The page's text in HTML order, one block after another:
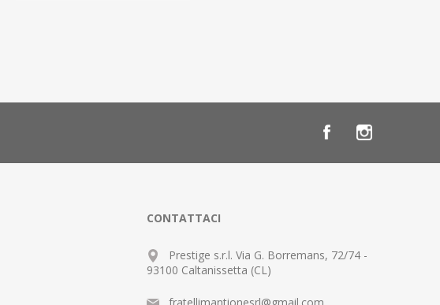
CONTATTACI
Prestige s.r.l. Via G. Borremans, 72/74 -
93100 Caltanissetta (CL)